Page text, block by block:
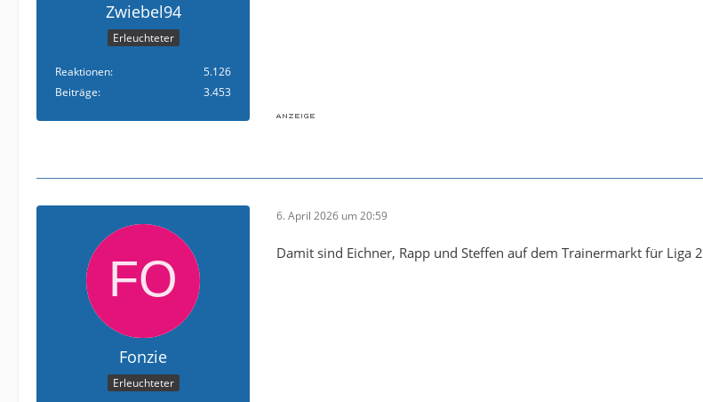
Zwiebel94
Erleuchteter
Reaktionen
5.126
Beiträge
3.453
Fonzie
Erleuchteter
6. April 2026 um 20:59
Damit sind Eichner, Rapp und Steffen auf dem Trainermarkt für Liga